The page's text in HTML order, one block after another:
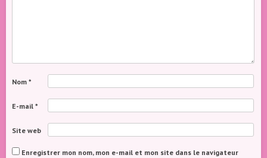
Nom *
E-mail *
Site web
Enregistrer mon nom, mon e-mail et mon site dans le navigateur